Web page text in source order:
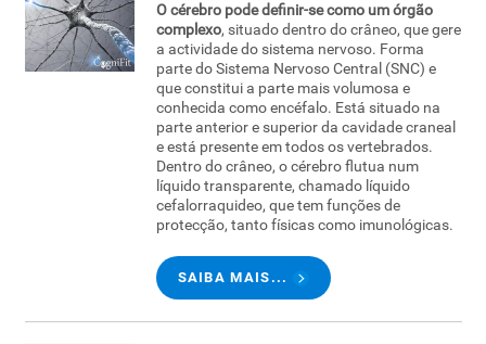
O cérebro pode definir-se como um órgão
complexo, situado dentro do crâneo, que gere
a actividade do sistema nervoso. Forma
parte do Sistema Nervoso Central (SNC) e
que constitui a parte mais volumosa e
conhecida como encéfalo. Está situado na
parte anterior e superior da cavidade craneal
e está presente em todos os vertebrados.
Dentro do crâneo, o cérebro flutua num
líquido transparente, chamado líquido
cefalorraquideo, que tem funções de
protecção, tanto físicas como imunológicas.
SAIBA MAIS...